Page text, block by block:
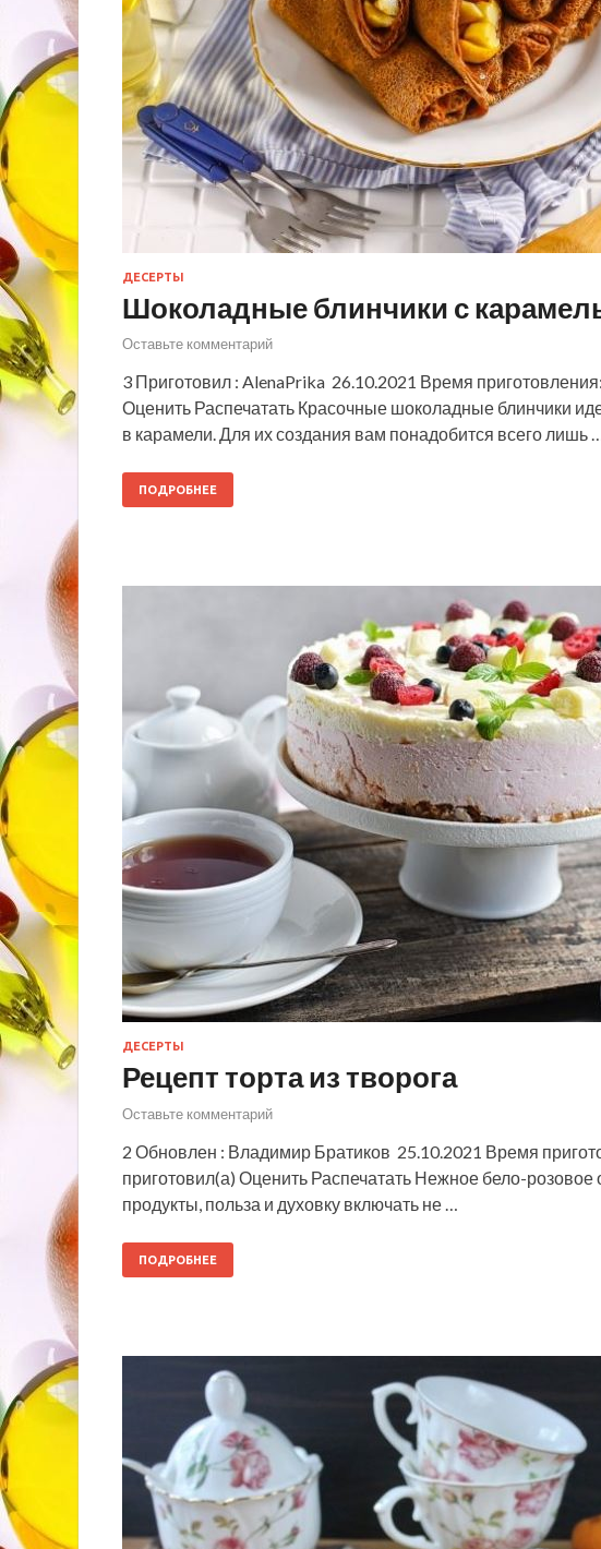
ДЕСЕРТЫ
Шоколадные блинчики с
Оставьте комментарий
3 Приготовил : AlenaPrika 26.10.2021 Время
Оценить Распечатать Красочные шоколадные блинчики
в карамели. Для их создания вам понадобится всего лишь
ПОДРОБНЕЕ
ДЕСЕРТЫ
Рецепт торта из творога
Оставьте комментарий
2 Обновлен : Владимир Братиков 25.10.2021 Время
приготовил(а) Оценить Распечатать Нежное бело-розовое
продукты, польза и духовку включать не …
ПОДРОБНЕЕ